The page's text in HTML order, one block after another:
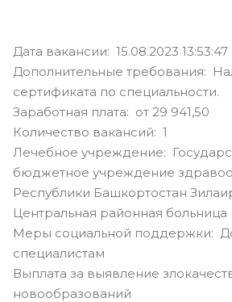
Дата вакансии: 15.08.2023 13:53:47
Дополнительные требования:
сертификата по специальности.
Заработная плата: от 29 941,50
Количество вакансий: 1
Лечебное учреждение:
бюджетное учреждение
Республики Башкортостан
Центральная районная больница
Меры социальной поддержки:
специалистам
Выплата за выявление
новообразований